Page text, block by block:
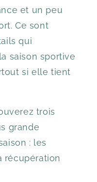
et un peu
Ce sont
qui
saison sportive
si elle tient
trois
grande
: les
récupération